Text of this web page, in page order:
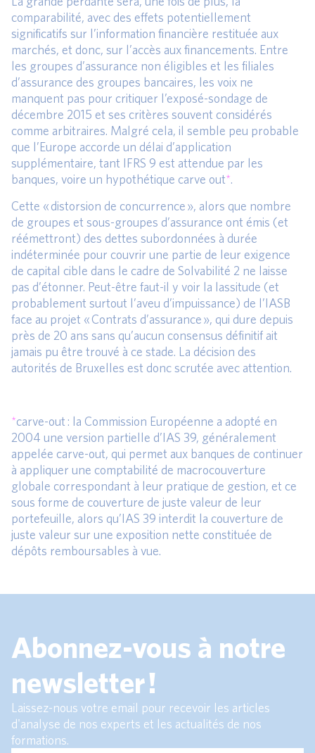
comparabilité, avec des effets potentiellement
significatifs sur l’information financière restituée aux
marchés, et donc, sur l’accès aux financements. Entre
les groupes d’assurance non éligibles et les filiales
d’assurance des groupes bancaires, les voix ne
manquent pas pour critiquer l’exposé-sondage de
décembre 2015 et ses critères souvent considérés
comme arbitraires. Malgré cela, il semble peu probable
que l’Europe accorde un délai d’application
supplémentaire, tant IFRS 9 est attendue par les
banques, voire un hypothétique carve out*.
Cette « distorsion de concurrence », alors que nombre
de groupes et sous-groupes d’assurance ont émis (et
réémettront) des dettes subordonnées à durée
indéterminée pour couvrir une partie de leur exigence
de capital cible dans le cadre de Solvabilité 2 ne laisse
pas d’étonner. Peut-être faut-il y voir la lassitude (et
probablement surtout l’aveu d’impuissance) de l’IASB
face au projet « Contrats d’assurance », qui dure depuis
près de 20 ans sans qu’aucun consensus définitif ait
jamais pu être trouvé à ce stade. La décision des
autorités de Bruxelles est donc scrutée avec attention.
*carve-out : la Commission Européenne a adopté en
2004 une version partielle d’IAS 39, généralement
appelée carve-out, qui permet aux banques de continuer
à appliquer une comptabilité de macrocouverture
globale correspondant à leur pratique de gestion, et ce
sous forme de couverture de juste valeur de leur
portefeuille, alors qu’IAS 39 interdit la couverture de
juste valeur sur une exposition nette constituée de
dépôts remboursables à vue.
Abonnez-vous à notre
newsletter !
Laissez-nous votre email pour recevoir les articles
d'analyse de nos experts et les actualités de nos
formations.